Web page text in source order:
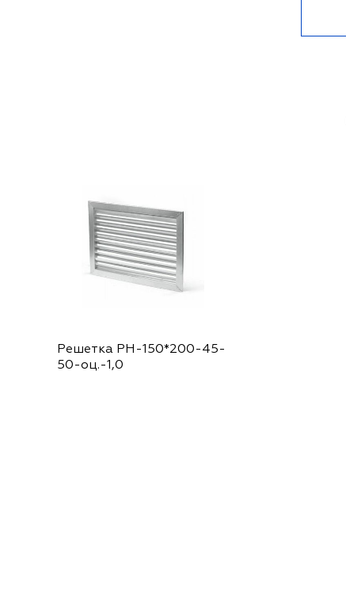
Решетка РН-150*200-45-
50-оц.-1,0